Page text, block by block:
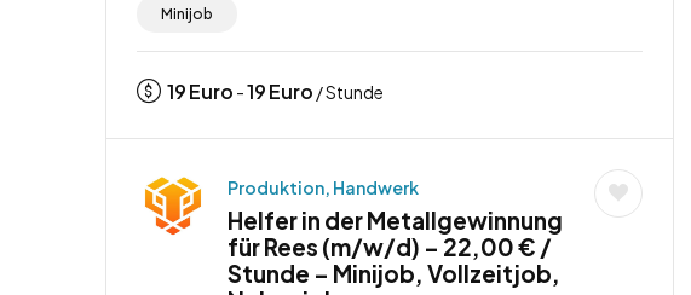
Minijob
19Euro -19Euro / Stunde
Produktion, Handwerk
Helfer in der Metallgewinnung
für Rees (m/w/d) – 22,00 € /
Stunde – Minijob, Vollzeitjob,